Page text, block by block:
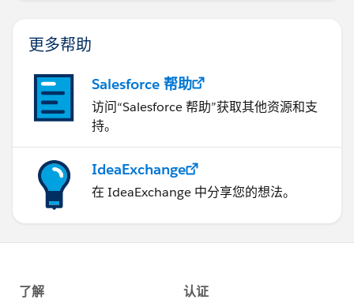
更多帮助
Salesforce 帮助
访问“Salesforce 帮助”获取其他资源和支
持。
IdeaExchange
在 IdeaExchange 中分享您的想法。